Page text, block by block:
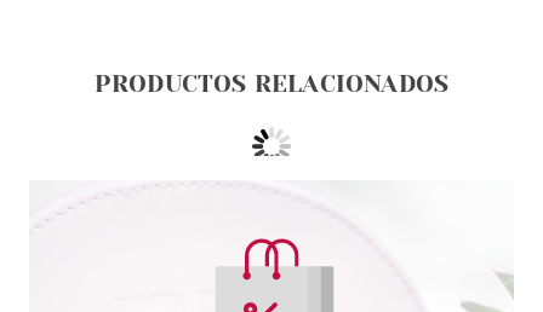
PRODUCTOS RELACIONADOS